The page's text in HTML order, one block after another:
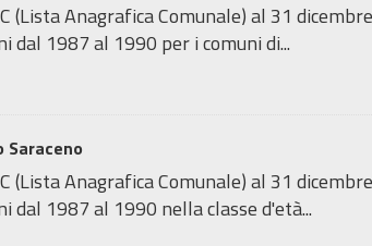
(Lista Anagrafica Comunale) al 31
dal 1987 al 1990 per i comuni di...
Saraceno
(Lista Anagrafica Comunale) al 31
dal 1987 al 1990 nella classe d'età...